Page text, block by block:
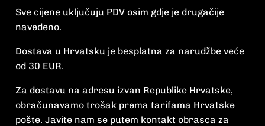
Sve cijene uključuju PDV osim gdje je drugačije
navedeno.
Dostava u Hrvatsku je besplatna za narudžbe veće
od 30 EUR.
Za dostavu na adresu izvan Republike Hrvatske,
obračunavamo trošak prema tarifama Hrvatske
pošte. Javite nam se putem kontakt obrasca za